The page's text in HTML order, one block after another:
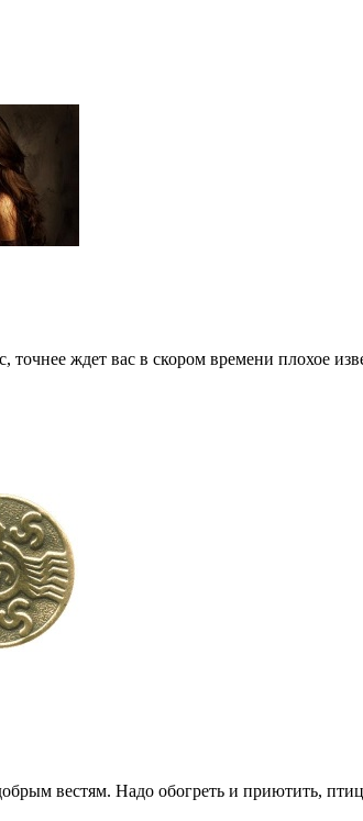
ждет вас в скором времени плохое
вестям. Надо обогреть и приютить,